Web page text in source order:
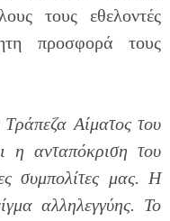
τους εθελοντές
προσφορά τους
Αίματος του
η ανταπόκριση του
συμπολίτες μας. Η
αλληλεγγύης. Το